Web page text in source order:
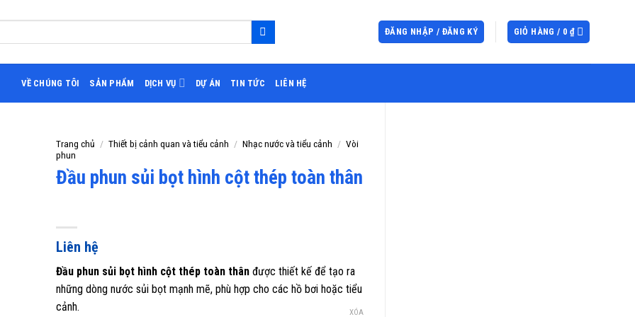
ĐĂNG NHẬP / ĐĂNG KÝ GIỎ HÀNG / 0 ₫
VỀ CHÚNG TÔI SẢN PHẨM DỊCH VỤ DỰ ÁN TIN TỨC LIÊN HỆ
Trang chủ / Thiết bị cảnh quan và tiểu cảnh / Nhạc nước và tiểu cảnh / Vòi
phun
Đầu phun sủi bọt hình cột thép toàn thân
Liên hệ
Đầu phun sủi bọt hình cột thép toàn thân được thiết kế để tạo ra
những dòng nước sủi bọt mạnh mẽ, phù hợp cho các hồ bơi hoặc tiểu
cảnh.
XÓA